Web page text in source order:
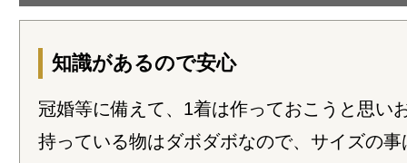
知識があるので安心
冠婚等に備えて、1着は作っておこうと思い
持っている物はダボダボなので、サイズの